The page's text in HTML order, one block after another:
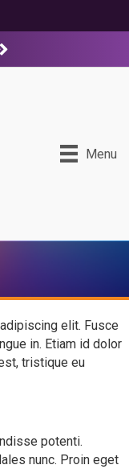
Menu
elit. Fusce
in. Etiam id dolor
tristique eu
potenti.
nunc. Proin eget